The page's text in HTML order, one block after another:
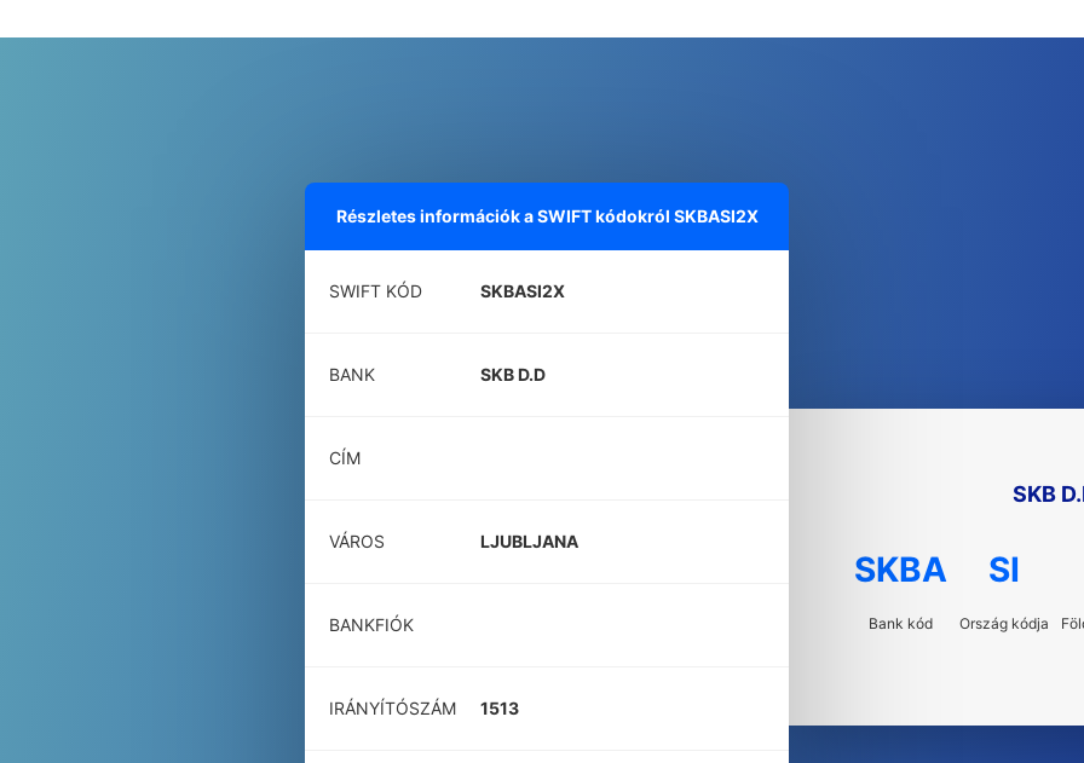
Részletes információk a SWIFT kódokról SKBASI2X
SWIFT KÓD SKBASI2X
BANK SKB D.D
CÍM
VÁROS LJUBLJANA
BANKFIÓK
IRÁNYÍTÓSZÁM 1513
SKB
SKBA
Bank kód
SI
Ország kódja